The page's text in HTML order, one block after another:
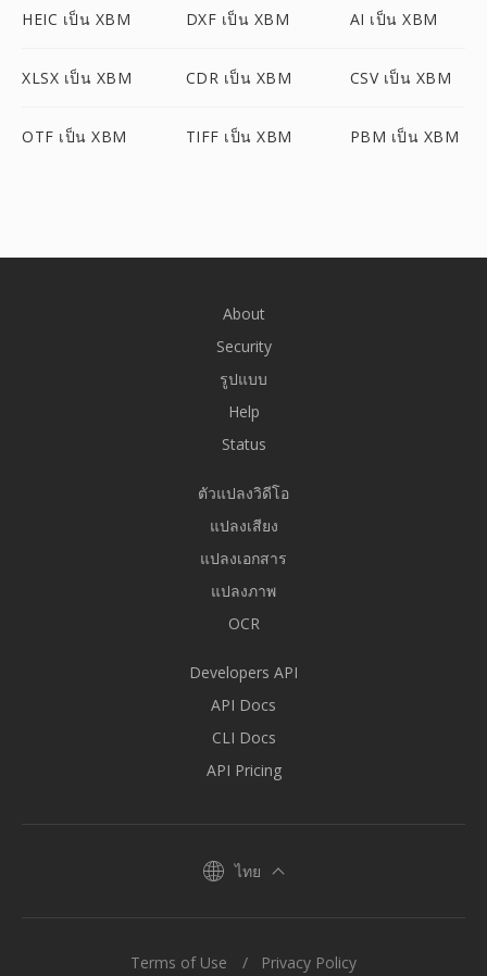
HEIC เป็น XBM DXF เป็น XBM AI เป็น XBM
XLSX เป็น XBM CDR เป็น XBM CSV เป็น XBM
OTF เป็น XBM TIFF เป็น XBM PBM เป็น XBM
About
Security
รูปแบบ
Help
Status
ตัวแปลงวิดีโอ
แปลงเสียง
แปลงเอกสาร
แปลงภาพ
OCR
Developers API
API Docs
CLI Docs
API Pricing
ไทย
Terms of Use Privacy Policy